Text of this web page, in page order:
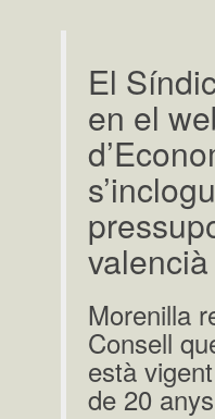
El
en el
valencià
Morenilla
Consell
està
de 20 anys